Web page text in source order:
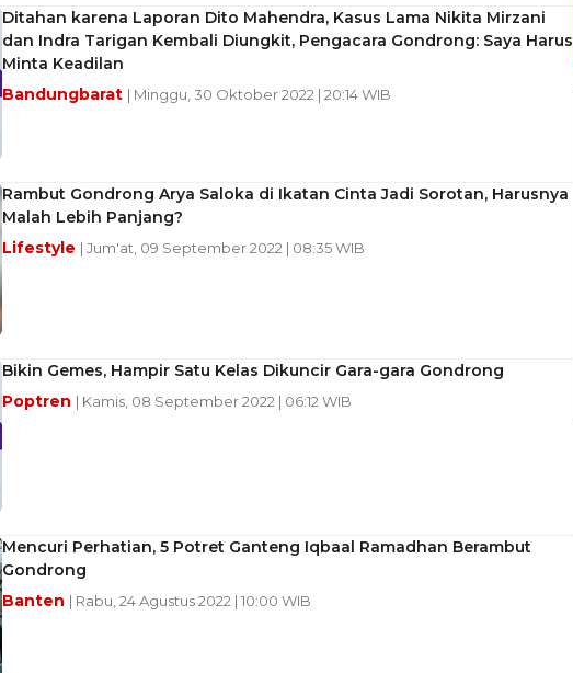
Ditahan karena Laporan Dito Mahendra, Kasus Lama Nikita Mirzani
dan Indra Tarigan Kembali Diungkit, Pengacara Gondrong: Saya Harus
Minta Keadilan
Bandungbarat | Minggu, 30 Oktober 2022 | 20:14 WIB
Rambut Gondrong Arya Saloka di Ikatan Cinta Jadi Sorotan, Harusnya
Malah Lebih Panjang?
Lifestyle | Jum'at, 09 September 2022 | 08:35 WIB
Bikin Gemes, Hampir Satu Kelas Dikuncir Gara-gara Gondrong
Poptren | Kamis, 08 September 2022 | 06:12 WIB
Mencuri Perhatian, 5 Potret Ganteng Iqbaal Ramadhan Berambut
Gondrong
Banten | Rabu, 24 Agustus 2022 | 10:00 WIB